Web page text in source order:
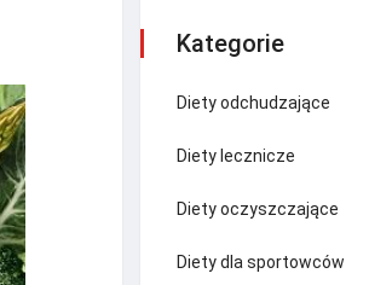
Kategorie
Diety odchudzające
Diety lecznicze
Diety oczyszczające
Diety dla sportowców